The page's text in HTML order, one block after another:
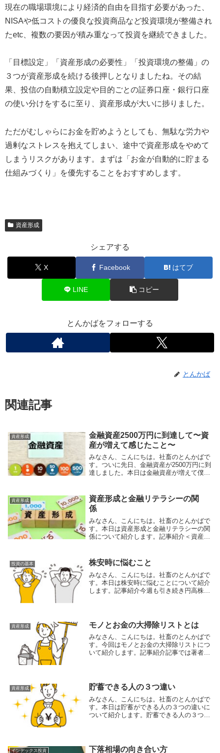
現在の職場環境により経済的自由を目指す必要があった、
NISAや低コストの優良な投資商品など投資環境が整備され
たetc、複数の要因が積み重なって投資を継続できました。
「目標設定」「資産形成の必要性」「投資環境の整備」の
３つが資産形成を続ける後押しとなりましたね。その結
果、投信の自動積立設定や目的ごとの証券口座・銀行口座
の使い分けをするに至り、資産形成が大いに捗りました。
ただがむしゃらにお金を貯めようとしても、無駄な労力や
過剰なストレスを抱えてしまい、途中で資産形成をやめて
しまうリスクがあります。まずは「お金が自動的に貯まる
仕組みづくり」を優先することをおすすめします。
資産形成
シェアする
X Facebook はてブ
LINE コピー
とんかばをフォローする
とんかば
関連記事
資産形成
金融資産2500万円に到達して〜資
産が増えて感じたこと〜
みなさん、こんにちは。社畜のとんかばで
す。ついに先日、金融資産が2500万円に到
達しました。本日は金融資産が増えて僕が
資産が増えるにつれて、徐々に働かなくて
もある程...
資産形成
資産形成と金融リテラシーの関
係
みなさん、こんにちは。社畜のとんかばで
す。本日は資産形成と金融リテラシーの関
係について紹介します。記事紹介＜資産形
けた取り組みを行っている金融リテラシー
が高いほど積...
投資の基本 株安時に悩むこと
みなさん、こんにちは。社畜のとんかばで
す。本日は株安時に悩むことについて紹介
します。記事紹介今週も引き続き円高株安
いて紹介されて...
資産形成 モノとお金の大掃除リストとは
みなさん、こんにちは。社畜のとんかばで
す。今回はモノとお金の大掃除リストにつ
いて紹介します。記事紹介記事では著者が
10項目＞...
資産形成 貯蓄できる人の３つ違い
みなさん、こんにちは。社畜のとんかばで
す。本日は貯蓄ができる人の３つの違いに
ついて紹介します。貯蓄できる人の３つ違
蓄できない人...
インデックス投資 下落相場の向き合い方